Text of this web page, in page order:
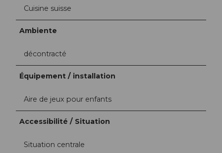
Cuisine suisse
Ambiente
décontracté
Équipement / installation
Aire de jeux pour enfants
Accessibilité / Situation
Situation centrale